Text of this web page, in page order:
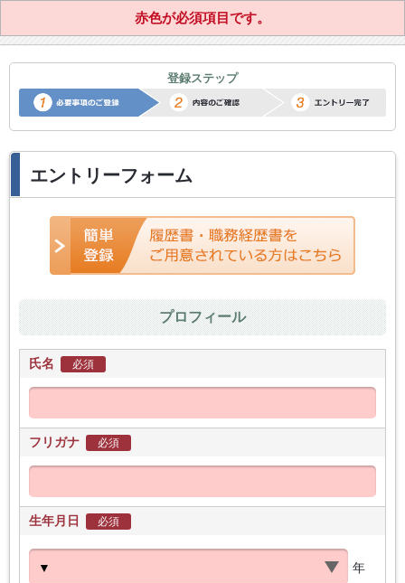
正社員転職サポートエントリー
登録ステップ
エントリーフォーム
プロフィール
氏名 必須
フリガナ 必須
生年月日 必須
年
赤色が必須項目です。